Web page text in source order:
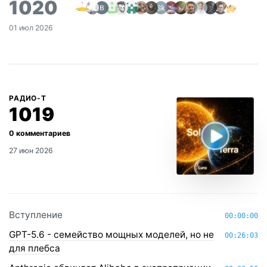
1020
01 июл 2026
РАДИО-Т
1019
27 июн 2026
00:00:00
Вступление
00:26:03
GPT-5.6 - семейство мощных моделей, но не
для плебса